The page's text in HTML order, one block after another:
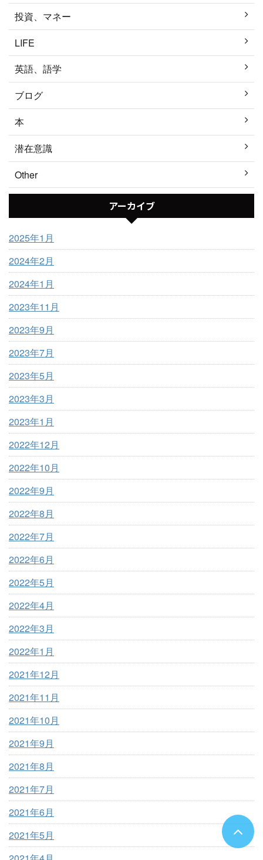
投資、マネー
LIFE
英語、語学
ブログ
本
潜在意識
Other
アーカイブ
2025年1月
2024年2月
2024年1月
2023年11月
2023年9月
2023年7月
2023年5月
2023年3月
2023年1月
2022年12月
2022年10月
2022年9月
2022年8月
2022年7月
2022年6月
2022年5月
2022年4月
2022年3月
2022年1月
2021年12月
2021年11月
2021年10月
2021年9月
2021年8月
2021年7月
2021年6月
2021年5月